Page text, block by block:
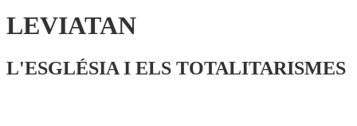
LEVIATAN
L'ESGLÉSIA I ELS TOTALITARISMES